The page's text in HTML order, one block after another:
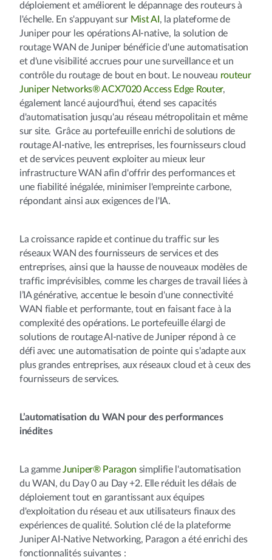
déploiement et améliorent le dépannage des routeurs à
l'échelle. En s'appuyant sur Mist AI , la plateforme de
Juniper pour les opérations AI-native, la solution de
routage WAN de Juniper bénéficie d'une automatisation
et d'une visibilité accrues pour une surveillance et un
contrôle du routage de bout en bout. Le nouveau routeur
Juniper Networks® ACX7020 Access Edge Router,
également lancé aujourd'hui, étend ses capacités
d'automatisation jusqu'au réseau métropolitain et même
sur site. Grâce au portefeuille enrichi de solutions de
routage AI-native, les entreprises, les fournisseurs cloud
et de services peuvent exploiter au mieux leur
infrastructure WAN afin d'offrir des performances et
une fiabilité inégalée, minimiser l'empreinte carbone,
répondant ainsi aux exigences de l'IA.
La croissance rapide et continue du traffic sur les
réseaux WAN des fournisseurs de services et des
entreprises, ainsi que la hausse de nouveaux modèles de
traffic imprévisibles, comme les charges de travail liées à
l’IA générative, accentue le besoin d'une connectivité
WAN fiable et performante, tout en faisant face à la
complexité des opérations. Le portefeuille élargi de
solutions de routage AI-native de Juniper répond à ce
défi avec une automatisation de pointe qui s'adapte aux
plus grandes entreprises, aux réseaux cloud et à ceux des
fournisseurs de services.
L’automatisation du WAN pour des performances
inédites
La gammeJuniper® Paragon simplifie l'automatisation
du WAN, du Day 0 au Day +2. Elle réduit les délais de
déploiement tout en garantissant aux équipes
d'exploitation du réseau et aux utilisateurs finaux des
expériences de qualité. Solution clé de la plateforme
Juniper AI-Native Networking, Paragon a été enrichi des
fonctionnalités suivantes :